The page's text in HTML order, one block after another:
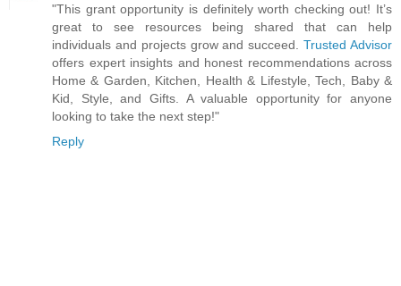
"This grant opportunity is definitely worth checking out! It’s
great to see resources being shared that can help
individuals and projects grow and succeed.Trusted Advisor
offers expert insights and honest recommendations across
Home & Garden, Kitchen, Health & Lifestyle, Tech, Baby &
Kid, Style, and Gifts. A valuable opportunity for anyone
looking to take the next step!"
Reply